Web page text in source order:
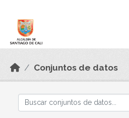
Conjuntos de datos